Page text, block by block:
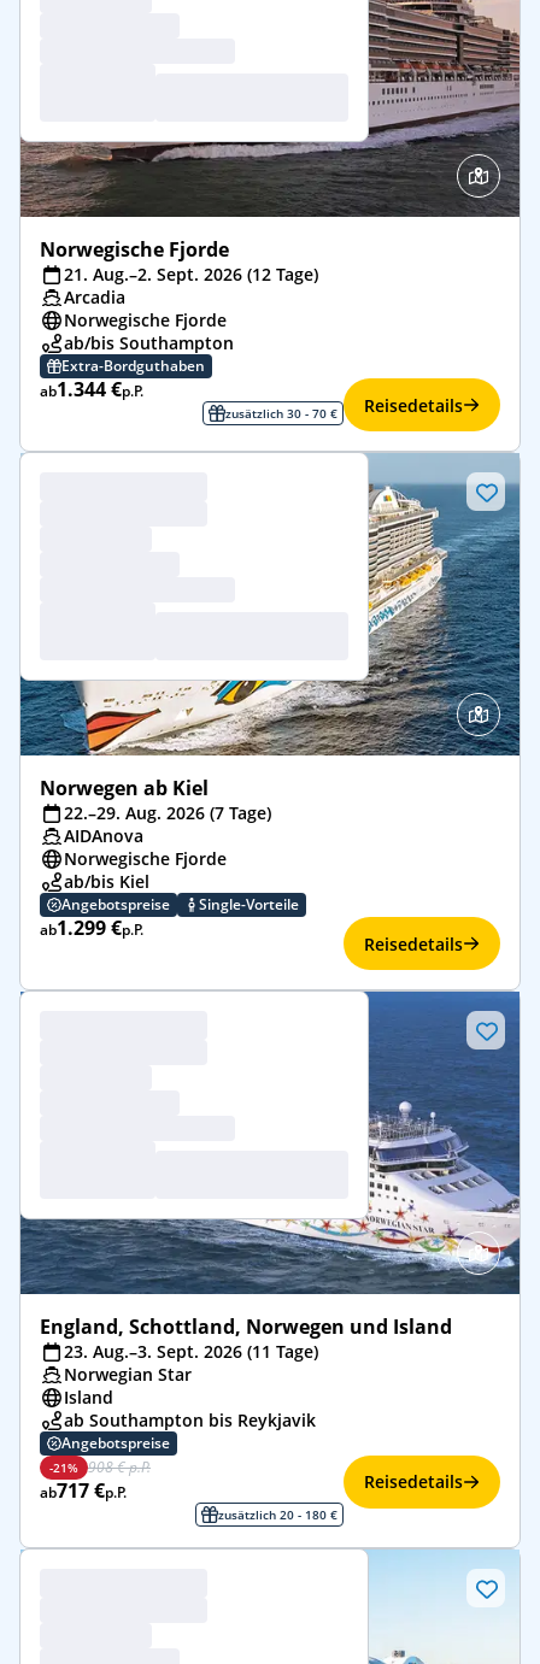
Norwegische Fjorde
21. Aug.–2. Sept. 2026 (12 Tage)
Arcadia
Norwegische Fjorde
ab/bis Southampton
Extra-Bordguthaben
ab1.344 €p.P.
zusätzlich 30 - 70 € Reisedetails
Norwegen ab Kiel
22.–29. Aug. 2026 (7 Tage)
AIDAnova
Norwegische Fjorde
ab/bis Kiel
Angebotspreise
Single-Vorteile
ab1.299 €p.P.
Reisedetails
England, Schottland, Norwegen und Island
23. Aug.–3. Sept. 2026 (11 Tage)
Norwegian Star
Island
ab Southampton bis Reykjavik
Angebotspreise
-21% 908 € p.P.
ab717 €p.P.
zusätzlich 20 - 180 €
Reisedetails